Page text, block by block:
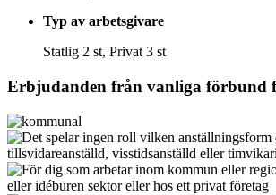
Typ av arbetsgivare
Statlig 2 st, Privat 3 st
Erbjudanden från vanliga förbund